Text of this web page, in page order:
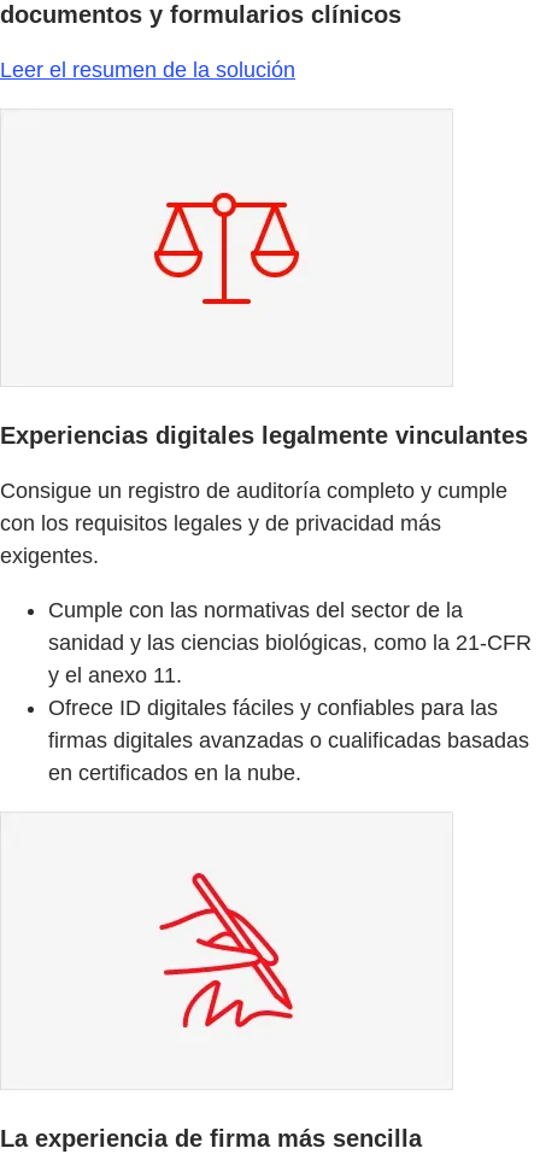
documentos y formularios clínicos
Leer el resumen de la solución
Experiencias digitales legalmente vinculantes
Consigue un registro de auditoría completo y cumple
con los requisitos legales y de privacidad más
exigentes.
Cumple con las normativas del sector de la
sanidad y las ciencias biológicas, como la 21-CFR
y el anexo 11.
Ofrece ID digitales fáciles y confiables para las
firmas digitales avanzadas o cualificadas basadas
en certificados en la nube.
La experiencia de firma más sencilla